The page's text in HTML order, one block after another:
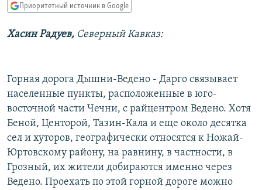
Вернутся
поиску
КАВКАЗ.РЕАЛИИ
СЕВЕР.РЕАЛИИ
РАСПИСАНИЕ ВЕЩАНИЯ
ПОДПИШИТЕСЬ НА РАССЫЛКУ
СОЦИАЛЬНЫЕ СЕТИ
Приоритетный источник в Google
Хасин Радуев, Северный Кавказ:
Горная дорога Дышни-Ведено - Дарго связывает
населенные пункты, расположенные в юго-
восточной части Чечни, с райцентром Ведено. Хотя
Беной, Центорой, Тазин-Кала и еще около десятка
сел и хуторов, географически относятся к Ножай-
Юртовскому району, на равнину, в частности, в
Грозный, их жители добираются именно через
Ведено. Проехать по этой горной дороге можно